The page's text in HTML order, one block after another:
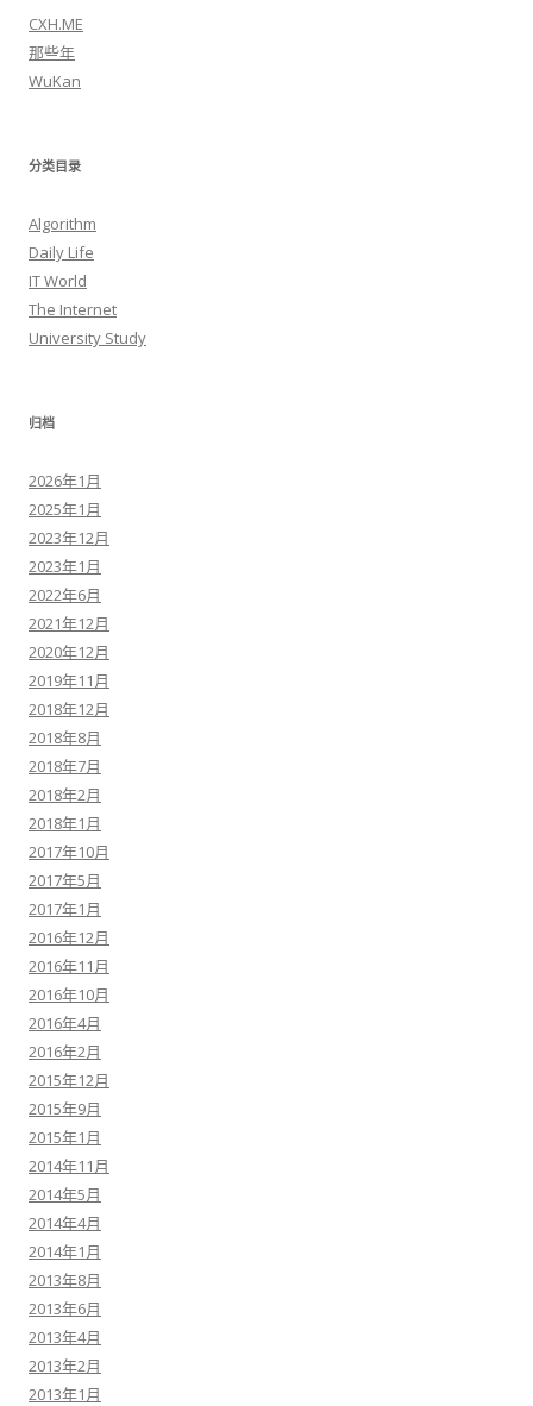
CXH.ME
那些年
WuKan
分类目录
Algorithm
Daily Life
IT World
The Internet
University Study
归档
2026年1月
2025年1月
2023年12月
2023年1月
2022年6月
2021年12月
2020年12月
2019年11月
2018年12月
2018年8月
2018年7月
2018年2月
2018年1月
2017年10月
2017年5月
2017年1月
2016年12月
2016年11月
2016年10月
2016年4月
2016年2月
2015年12月
2015年9月
2015年1月
2014年11月
2014年5月
2014年4月
2014年1月
2013年8月
2013年6月
2013年4月
2013年2月
2013年1月